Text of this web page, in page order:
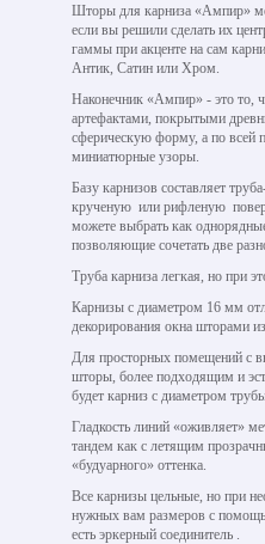
Шторы для карниза «Ампир»
если вы решили сделать их
гаммы при акценте на сам
Антик, Сатин или Хром.
Наконечник «Ампир» - это то,
артефактами, покрытыми
сферическую форму, а по всей
миниатюрные узоры.
Базу карнизов составляет
крученую или рифленую
можете выбрать как
позволяющие сочетать две
Труба карниза легкая, но при
Карнизы с диаметром 16 мм
декорирования окна шторами
Для просторных помещений с
шторы, более подходящим и
будет карниз с диаметром
Гладкость линий «оживляет»
тандем как с летящим
«будуарного» оттенка.
Все карнизы цельные, но при
нужных вам размеров с
есть эркерный соединитель .